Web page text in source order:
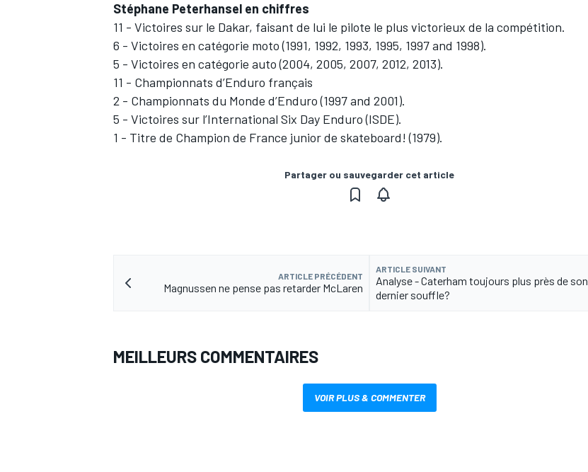
Stéphane Peterhansel en chiffres
11 - Victoires sur le Dakar, faisant de lui le pilote le plus victorieux de la compétition.
6 - Victoires en catégorie moto (1991, 1992, 1993, 1995, 1997 and 1998).
5 - Victoires en catégorie auto (2004, 2005, 2007, 2012, 2013).
11 - Championnats d’Enduro français
2 - Championnats du Monde d’Enduro (1997 and 2001).
5 - Victoires sur l’International Six Day Enduro (ISDE).
1 - Titre de Champion de France junior de skateboard! (1979).
Partager ou sauvegarder cet article
ARTICLE PRÉCÉDENT
Magnussen ne pense pas retarder McLaren
ARTICLE SUIVANT
Analyse - Caterham toujours plus près de son
dernier souffle?
MEILLEURS COMMENTAIRES
VOIR PLUS & COMMENTER